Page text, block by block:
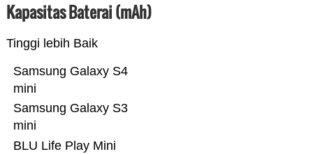
Kapasitas Baterai (mAh)
Tinggi lebih Baik
BLU Life Play Mini
Samsung Galaxy S3
mini
Samsung Galaxy S4
mini